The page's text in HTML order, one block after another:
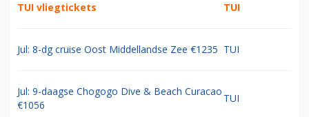
TUI vliegtickets TUI
Jul: 8-dg cruise Oost Middellandse Zee €1235 TUI
Jul: 9-daagse Chogogo Dive & Beach Curacao
€1056
TUI